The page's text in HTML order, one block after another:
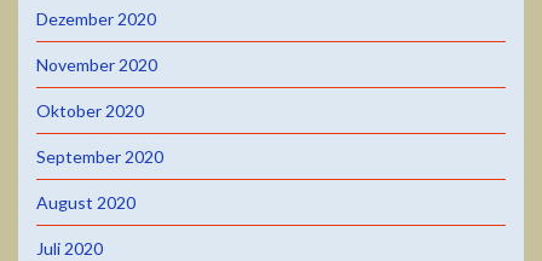
Dezember 2020
November 2020
Oktober 2020
September 2020
August 2020
Juli 2020